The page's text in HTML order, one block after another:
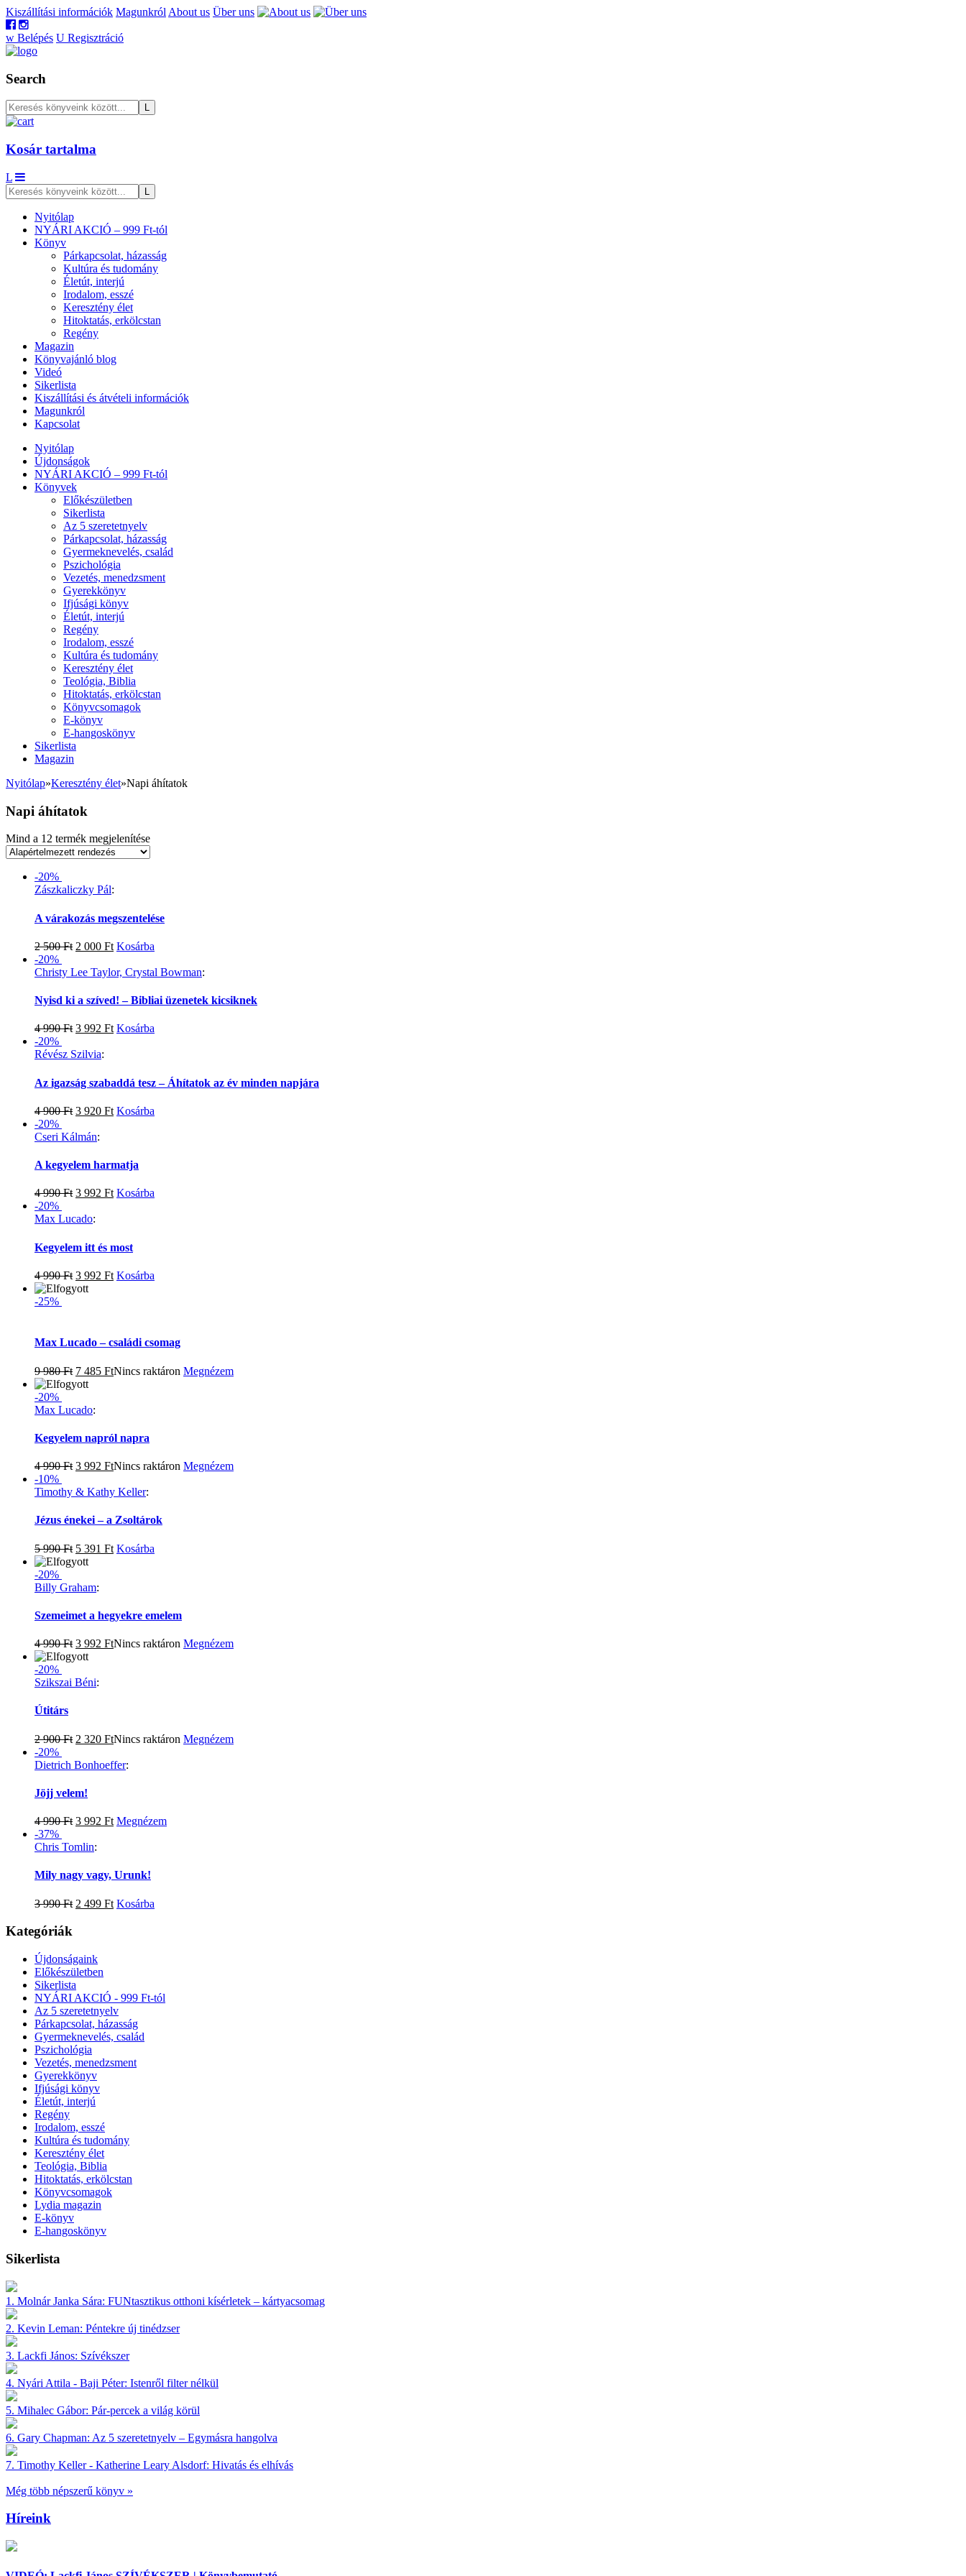
Kiszállítási információk Magunkról About us Über uns
w Belépés U Regisztráció
Search
Kosár tartalma
L
Nyitólap
NYÁRI AKCIÓ – 999 Ft-tól
Könyv
Párkapcsolat, házasság
Kultúra és tudomány
Életút, interjú
Irodalom, esszé
Keresztény élet
Hitoktatás, erkölcstan
Regény
Magazin
Könyvajánló blog
Videó
Sikerlista
Kiszállítási és átvételi információk
Magunkról
Kapcsolat
Nyitólap
Újdonságok
NYÁRI AKCIÓ – 999 Ft-tól
Könyvek
Előkészületben
Sikerlista
Az 5 szeretetnyelv
Párkapcsolat, házasság
Gyermeknevelés, család
Pszichológia
Vezetés, menedzsment
Gyerekkönyv
Ifjúsági könyv
Életút, interjú
Regény
Irodalom, esszé
Kultúra és tudomány
Keresztény élet
Teológia, Biblia
Hitoktatás, erkölcstan
Könyvcsomagok
E-könyv
E-hangoskönyv
Sikerlista
Magazin
Nyitólap»Keresztény élet»Napi áhítatok
Napi áhítatok
Mind a 12 termék megjelenítése
-20%
Zászkaliczky Pál:
A várakozás megszentelése
2 500Ft 2 000 Ft Kosárba
-20%
Christy Lee Taylor, Crystal Bowman:
Nyisd ki a szíved! – Bibliai üzenetek kicsiknek
4 990Ft 3 992 Ft Kosárba
-20%
Révész Szilvia:
Az igazság szabaddá tesz – Áhítatok az év minden napjára
4 900Ft 3 920 Ft Kosárba
-20%
Cseri Kálmán:
A kegyelem harmatja
4 990Ft 3 992 Ft Kosárba
-20%
Max Lucado:
Kegyelem itt és most
4 990Ft 3 992 Ft Kosárba
-25%
Max Lucado – családi csomag
9 980Ft 7 485 FtNincs raktáron Megnézem
-20%
Max Lucado:
Kegyelem napról napra
4 990Ft 3 992 FtNincs raktáron Megnézem
-10%
Timothy & Kathy Keller:
Jézus énekei – a Zsoltárok
5 990Ft 5 391 Ft Kosárba
-20%
Billy Graham:
Szemeimet a hegyekre emelem
4 990Ft 3 992 FtNincs raktáron Megnézem
-20%
Szikszai Béni:
Útitárs
2 900Ft 2 320 FtNincs raktáron Megnézem
-20%
Dietrich Bonhoeffer:
Jöjj velem!
4 990Ft 3 992 Ft Megnézem
-37%
Chris Tomlin:
Mily nagy vagy, Urunk!
3 990Ft 2 499 Ft Kosárba
Kategóriák
Újdonságaink
Előkészületben
Sikerlista
NYÁRI AKCIÓ - 999 Ft-tól
Az 5 szeretetnyelv
Párkapcsolat, házasság
Gyermeknevelés, család
Pszichológia
Vezetés, menedzsment
Gyerekkönyv
Ifjúsági könyv
Életút, interjú
Regény
Irodalom, esszé
Kultúra és tudomány
Keresztény élet
Teológia, Biblia
Hitoktatás, erkölcstan
Könyvcsomagok
Lydia magazin
E-könyv
E-hangoskönyv
Sikerlista
1. Molnár Janka Sára: FUNtasztikus otthoni kísérletek – kártyacsomag
2. Kevin Leman: Péntekre új tinédzser
3. Lackfi János: Szívékszer
4. Nyári Attila - Baji Péter: Istenről filter nélkül
5. Mihalec Gábor: Pár-percek a világ körül
6. Gary Chapman: Az 5 szeretetnyelv – Egymásra hangolva
7. Timothy Keller - Katherine Leary Alsdorf: Hivatás és elhívás
Még több népszerű könyv »
Híreink